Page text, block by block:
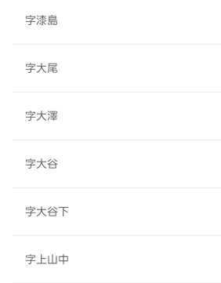
字漆島
字大尾
字大澤
字大谷
字大谷下
字上山中